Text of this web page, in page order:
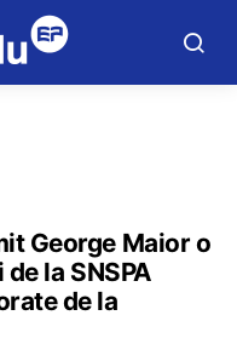
George Maior o
la SNSPA
de la